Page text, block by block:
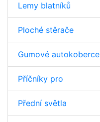
Lemy blatníků
Ploché stěrače
Gumové autokoberce
Příčníky pro
Přední světla